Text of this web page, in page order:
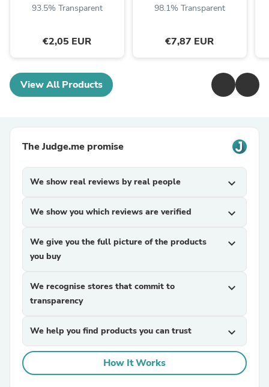
93.5% Transparent
€2,05 EUR
98.1% Transparent
€7,87 EUR
View All Products
The Judge.me promise
We show real reviews by real people expand_more
We show you which reviews are verified expand_more
We give you the full picture of the products
you buy
expand_more
We recognise stores that commit to
transparency
expand_more
We help you find products you can trust expand_more
How It Works